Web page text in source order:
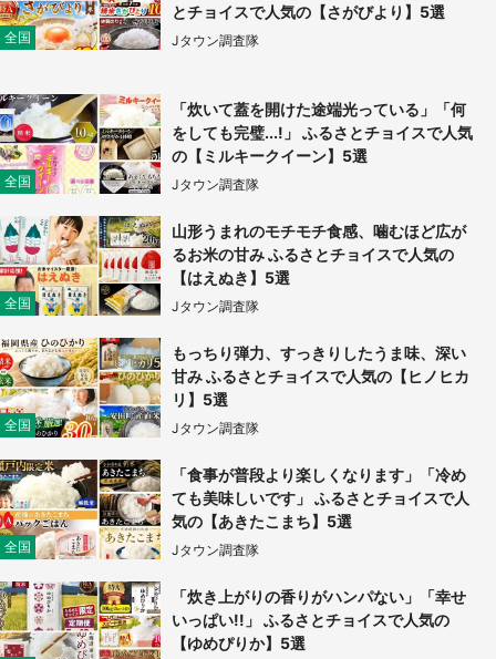
全国
とチョイスで人気の【さがびより】5選
Jタウン調査隊
全国
「炊いて蓋を開けた途端光っている」「何
をしても完璧...!」 ふるさとチョイスで人気
の【ミルキークイーン】5選
Jタウン調査隊
全国
山形うまれのモチモチ食感、噛むほど広が
るお米の甘み ふるさとチョイスで人気の
【はえぬき】5選
Jタウン調査隊
全国
もっちり弾力、すっきりしたうま味、深い
甘み ふるさとチョイスで人気の【ヒノヒカ
リ】5選
Jタウン調査隊
全国
「食事が普段より楽しくなります」「冷め
ても美味しいです」 ふるさとチョイスで人
気の【あきたこまち】5選
Jタウン調査隊
「炊き上がりの香りがハンパない」「幸せ
いっぱい!!」 ふるさとチョイスで人気の
【ゆめぴりか】5選